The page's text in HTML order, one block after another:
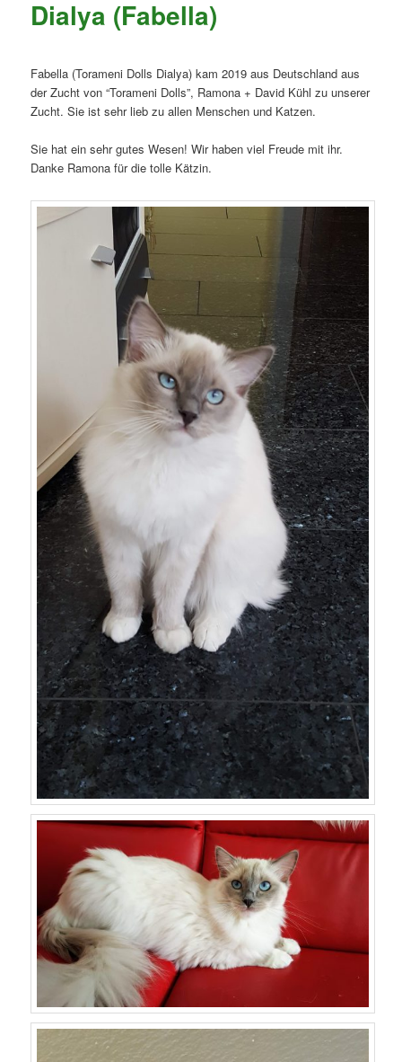
Dialya (Fabella)
Fabella (Torameni Dolls Dialya) kam 2019 aus Deutschland aus
der Zucht von “Torameni Dolls”, Ramona + David Kühl zu unserer
Zucht.Sie ist sehr lieb zu allen Menschen und Katzen.
Sie hat ein sehr gutes Wesen!Wir haben viel Freude mit ihr.
Danke Ramona für die tolle Kätzin.